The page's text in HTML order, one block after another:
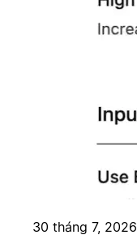
30 tháng 7, 2026